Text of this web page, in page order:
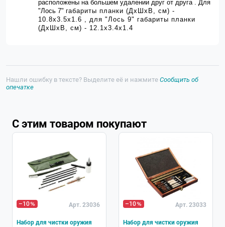
расположены на большем удалении друг от друга . Для
"Лось 7" габариты планки (ДхШхВ, см) -
10.8х3.5х1.6 , для "Лось 9" габариты планки
(ДхШхВ, см) - 12.1х3.4х1.4
Нашли ошибку в тексте? Выделите её и нажмите Сообщить об
опечатке
С этим товаром покупают
–10
Арт. 23036
Набор для чистки оружия
–10 Арт. 23033
Набор для чистки оружия